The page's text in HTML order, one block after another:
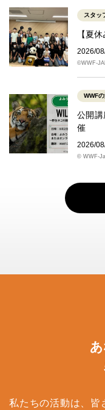
スタッ
【夏
2026/
©WWF-
WWF
公開講
催
2026/
© WWF-
私たちの活動は、皆